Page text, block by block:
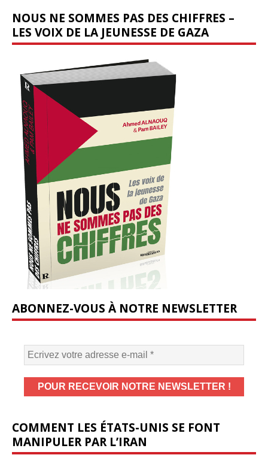
NOUS NE SOMMES PAS DES CHIFFRES –
LES VOIX DE LA JEUNESSE DE GAZA
ABONNEZ-VOUS À NOTRE NEWSLETTER
COMMENT LES ÉTATS-UNIS SE FONT
MANIPULER PAR L’IRAN